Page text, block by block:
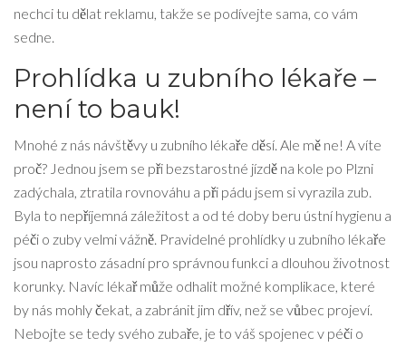
nechci tu dělat reklamu, takže se podívejte sama, co vám
sedne.
Prohlídka u zubního lékaře –
není to bauk!
Mnohé z nás návštěvy u zubního lékaře děsí. Ale mě ne! A víte
proč? Jednou jsem se při bezstarostné jízdě na kole po Plzni
zadýchala, ztratila rovnováhu a při pádu jsem si vyrazila zub.
Byla to nepříjemná záležitost a od té doby beru ústní hygienu a
péči o zuby velmi vážně. Pravidelné prohlídky u zubního lékaře
jsou naprosto zásadní pro správnou funkci a dlouhou životnost
korunky. Navíc lékař může odhalit možné komplikace, které
by nás mohly čekat, a zabránit jim dřív, než se vůbec projeví.
Nebojte se tedy svého zubaře, je to váš spojenec v péči o